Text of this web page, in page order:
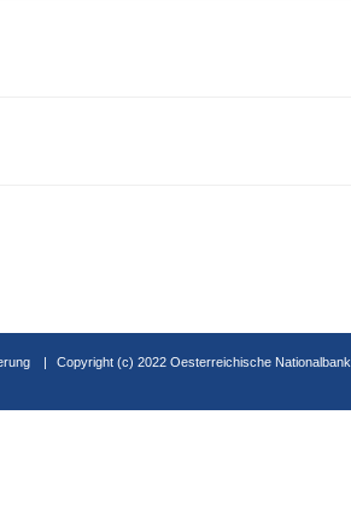
Copyright (c) 2022 Oesterreichische Nationalbank